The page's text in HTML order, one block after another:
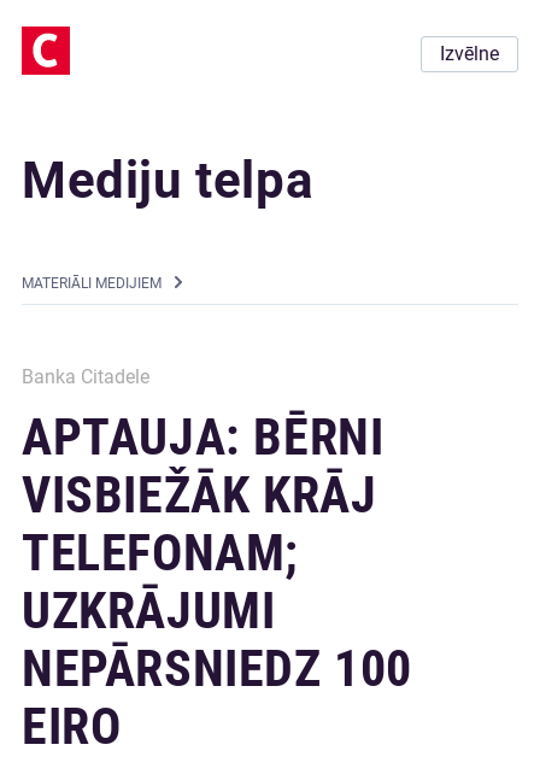
Izvēlne
Mediju telpa
MATERIĀLI MEDIJIEM
Banka Citadele
APTAUJA: BĒRNI
VISBIEŽĀK KRĀJ
TELEFONAM;
UZKRĀJUMI
NEPĀRSNIEDZ 100
EIRO